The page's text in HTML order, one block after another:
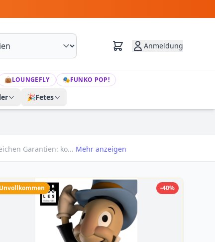
Anmeldung
👜LOUNGEFLY 🎭FUNKO POP!
🎉Fetes
Garantien: ko... Mehr anzeigen
Unvollkommen -40%